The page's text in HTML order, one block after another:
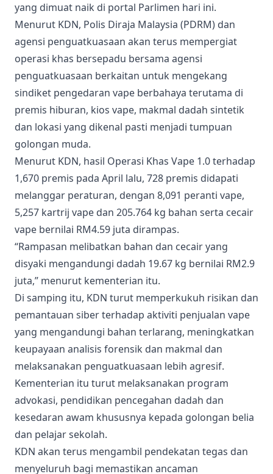
yang dimuat naik di portal Parlimen hari ini.
Menurut KDN, Polis Diraja Malaysia (PDRM) dan
agensi penguatkuasaan akan terus mempergiat
operasi khas bersepadu bersama agensi
penguatkuasaan berkaitan untuk mengekang
sindiket pengedaran vape berbahaya terutama di
premis hiburan, kios vape, makmal dadah sintetik
dan lokasi yang dikenal pasti menjadi tumpuan
golongan muda.
Menurut KDN, hasil Operasi Khas Vape 1.0 terhadap
1,670 premis pada April lalu, 728 premis didapati
melanggar peraturan, dengan 8,091 peranti vape,
5,257 kartrij vape dan 205.764 kg bahan serta cecair
vape bernilai RM4.59 juta dirampas.
“Rampasan melibatkan bahan dan cecair yang
disyaki mengandungi dadah 19.67 kg bernilai RM2.9
juta,” menurut kementerian itu.
Di samping itu, KDN turut memperkukuh risikan dan
pemantauan siber terhadap aktiviti penjualan vape
yang mengandungi bahan terlarang, meningkatkan
keupayaan analisis forensik dan makmal dan
melaksanakan penguatkuasaan lebih agresif.
Kementerian itu turut melaksanakan program
advokasi, pendidikan pencegahan dadah dan
kesedaran awam khususnya kepada golongan belia
dan pelajar sekolah.
KDN akan terus mengambil pendekatan tegas dan
menyeluruh bagi memastikan ancaman